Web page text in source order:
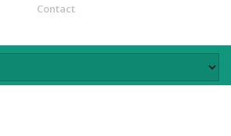
Contact